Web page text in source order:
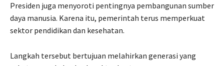
Presiden juga menyoroti pentingnya pembangunan sumber
daya manusia. Karena itu, pemerintah terus memperkuat
sektor pendidikan dan kesehatan.
Langkah tersebut bertujuan melahirkan generasi yang